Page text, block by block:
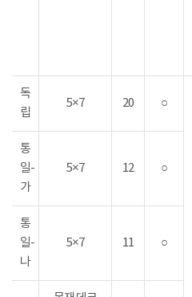
독
립
5×7 20 ○
통
일-
가
5×7 12 ○
통
일-
나
5×7 11 ○